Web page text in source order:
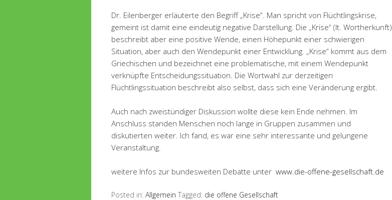
Dr. Eilenberger erläuterte den Begriff „Krise“. Man spricht von Flüchtlingskrise,
gemeint ist damit eine eindeutig negative Darstellung. Die „Krise“ (lt. Wortherkunft)
beschreibt aber eine positive Wende, einen Höhepunkt einer schwierigen
Situation, aber auch den Wendepunkt einer Entwicklung. „Krise“ kommt aus dem
Griechischen und bezeichnet eine problematische, mit einem Wendepunkt
verknüpfte Entscheidungssituation. Die Wortwahl zur derzeitigen
Flüchtlingssituation beschreibt also selbst, dass sich eine Veränderung ergibt.
Auch nach zweistündiger Diskussion wollte diese kein Ende nehmen. Im
Anschluss standen Menschen noch lange in Gruppen zusammen und
diskutierten weiter. Ich fand, es war eine sehr interessante und gelungene
Veranstaltung.
weitere Infos zur bundesweiten Debatte unter www.die-offene-gesellschaft.de
Posted in: Allgemein Tagged: die offene Gesellschaft